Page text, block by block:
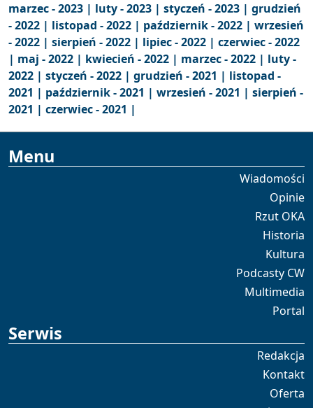
marzec - 2023 | luty - 2023 | styczeń - 2023 | grudzień
- 2022 | listopad - 2022 | październik - 2022 | wrzesień
- 2022 | sierpień - 2022 | lipiec - 2022 | czerwiec - 2022
| maj - 2022 | kwiecień - 2022 | marzec - 2022 | luty -
2022 | styczeń - 2022 | grudzień - 2021 | listopad -
2021 | październik - 2021 | wrzesień - 2021 | sierpień -
2021 | czerwiec - 2021 |
Menu
Wiadomości
Opinie
Rzut OKA
Historia
Kultura
Podcasty CW
Multimedia
Portal
Serwis
Redakcja
Kontakt
Oferta